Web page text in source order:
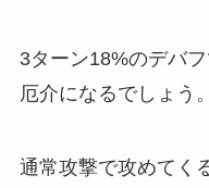
3ターン18%のデバ
厄介になるでしょう。
通常攻撃で攻めてく